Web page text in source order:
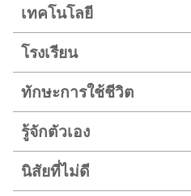
เทคโนโลยี
โรงเรียน
ทักษะการใช้ชีวิต
รู้จักตัวเอง
นิสัยที่ไม่ดี